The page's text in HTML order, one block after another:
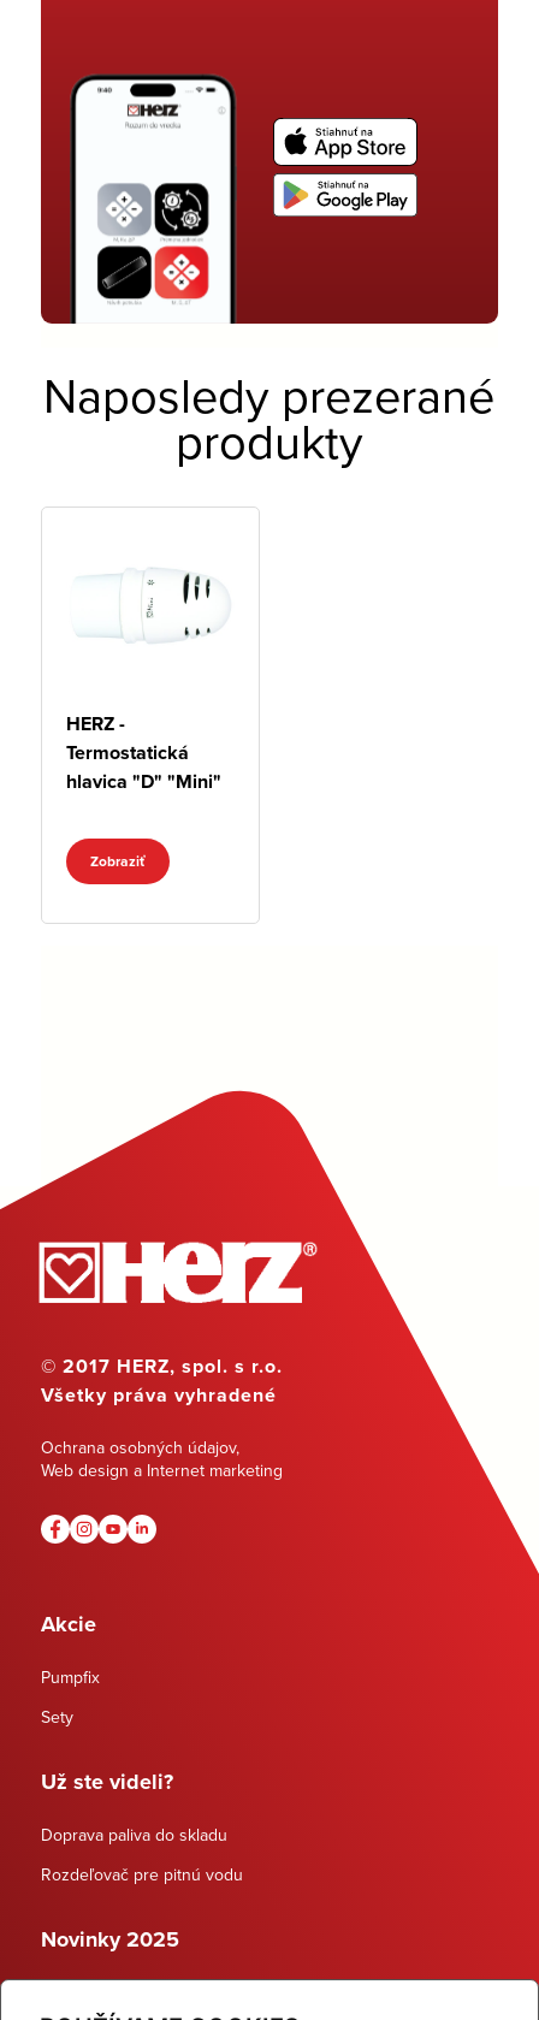
Naposledy prezerané
produkty
HERZ -
Termostatická
hlavica "D" "Mini"
Zobraziť
© 2017 HERZ, spol. s r.o.
Všetky práva vyhradené
Ochrana osobných údajov,
Web design a Internet marketing
Akcie
Pumpfix
Sety
Už ste videli?
Doprava paliva do skladu
Rozdeľovač pre pitnú vodu
Novinky 2025